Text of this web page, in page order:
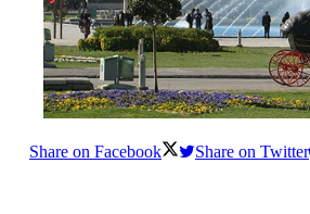
Share on Facebook Share on Twitter